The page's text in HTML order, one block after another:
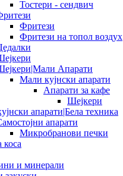
Тостери - сендвич
Фритези
Фритези на топол воздух
Апарати
Мали кујнски апарати
Апарати за кафе
Шејкери
апарати|Бела техника
апарати
Микробранови печки
коса
и минерали